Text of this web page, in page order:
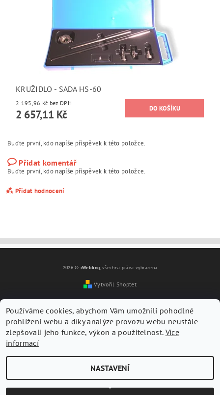
KRUŽIDLO - SADA HS-60
2 195,96 Kč bez DPH
2 657,11 Kč
Buďte první, kdo napíše příspěvek k této položce.
Přidat komentář
Buďte první, kdo napíše příspěvek k této položce.
Přidat hodnocení
Vložením hodnocení souhlasíte s
2026 © iWelding, všechna práva vyhrazena
Vytvořil Shoptet
Používáme cookies, abychom Vám umožnili pohodlné
prohlížení webu a díky analýze provozu webu neustále
zlepšovali jeho funkce, výkon a použitelnost. Více
informací
NASTAVENÍ